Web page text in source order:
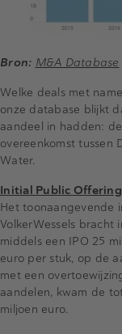
Bron: M&A Database
Welke deals met
onze database blijkt
aandeel in hadden:
overeenkomst tussen
Water.
Initial Public
Het toonaangevende
VolkerWessels bracht
middels een IPO 25
euro per stuk, op de
met een
aandelen, kwam de
miljoen euro.